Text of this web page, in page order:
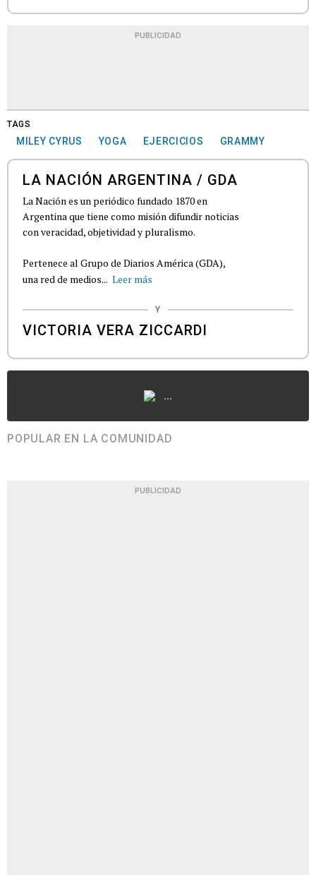
PUBLICIDAD
TAGS
MILEY CYRUS YOGA EJERCICIOS GRAMMY
LA NACIÓN ARGENTINA / GDA
La Nación es un periódico fundado 1870 en
Argentina que tiene como misión difundir noticias
con veracidad, objetividad y pluralismo.
Pertenece al Grupo de Diarios América (GDA),
una red de medios... Leer más
Y
VICTORIA VERA ZICCARDI
...
POPULAR EN LA COMUNIDAD
PUBLICIDAD